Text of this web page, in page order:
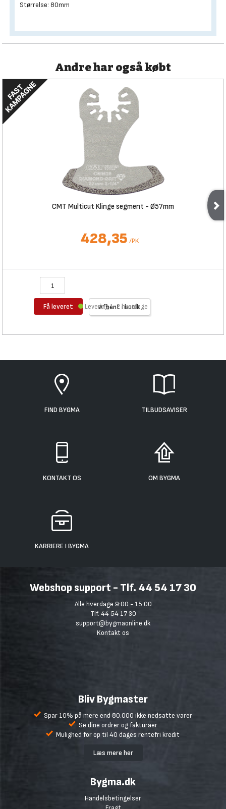
Størrelse: 80mm
Andre har også købt
CMT Multicut Klinge segment - Ø57mm
428,35 /PK
Få leveret Afhent i butik
Levering 1-2 hverdage
FIND BYGMA TILBUDSAVISER
KONTAKT OS OM BYGMA
KARRIERE I BYGMA
Webshop support - Tlf. 44 54 17 30
Alle hverdage 9:00 - 15:00
Tlf. 44 54 17 30
support@bygmaonline.dk
Kontakt os
Bliv Bygmaster
Spar 10% på mere end 80.000 ikke nedsatte varer
Se dine ordrer og fakturaer
Mulighed for op til 40 dages rentefri kredit
Læs mere her
Bygma.dk
Handelsbetingelser